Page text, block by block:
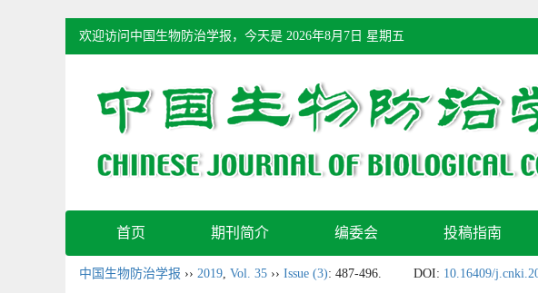
欢迎访问中国生物防治学报，今天是 2026年8月7日 星期五
首页 期刊简介 编委会 投稿指南
中国生物防治学报 ›› 2019, Vol. 35 ›› Issue (3): 487-496. DOI: 10.16409/